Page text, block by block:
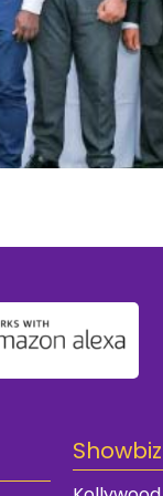
Showbiz